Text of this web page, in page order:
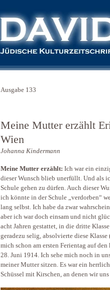
Ausgabe 133
Meine Mutter erzählt
Wien
Johanna Kindermann
Meine Mutter erzählt: Ich war ein
dieser Wunsch blieb unerfüllt. Und als
Schule gehen zu dürfen. Auch dieser
ich könnte in der Schule „verdorben“
lang selbst. Ich habe da zwar
aber ich war doch einsam und nicht
acht Jahren gestattet, in die dritte
geradezu selig, absolvierte diese
mich schon am ersten Ferientag auf
28. Juni 1914. Ich sehe mich noch in
meiner Mutter sitzen. Es war ein
Schüssel mit Kirschen, an denen wir